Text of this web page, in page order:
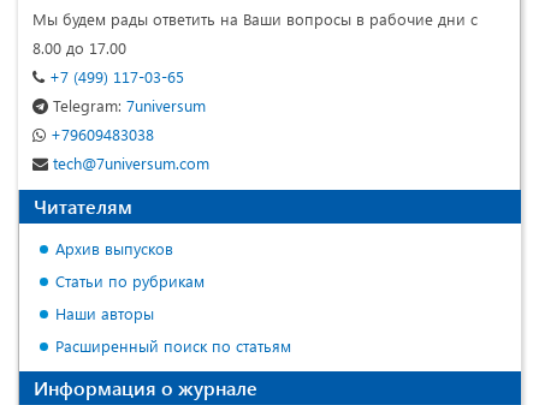
Мы будем рады ответить на Ваши вопросы в рабочие дни с
8.00 до 17.00
+7 (499) 117-03-65
Telegram: 7universum
+79609483038
tech@7universum.com
Читателям
Архив выпусков
Статьи по рубрикам
Наши авторы
Расширенный поиск по статьям
Информация о журнале